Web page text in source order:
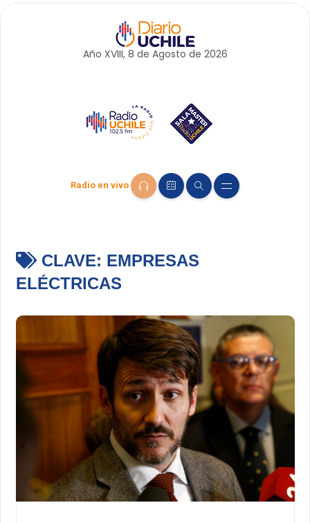
Año XVIII, 8 de Agosto de 2026
Radio en vivo
CLAVE: EMPRESAS
ELÉCTRICAS